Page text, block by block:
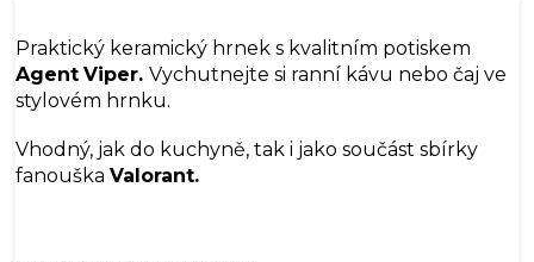
Praktický keramický hrnek s kvalitním potiskem
Agent Viper. Vychutnejte si ranní kávu nebo čaj ve
stylovém hrnku.
Vhodný, jak do kuchyně, tak i jako součást sbírky
fanouška Valorant.